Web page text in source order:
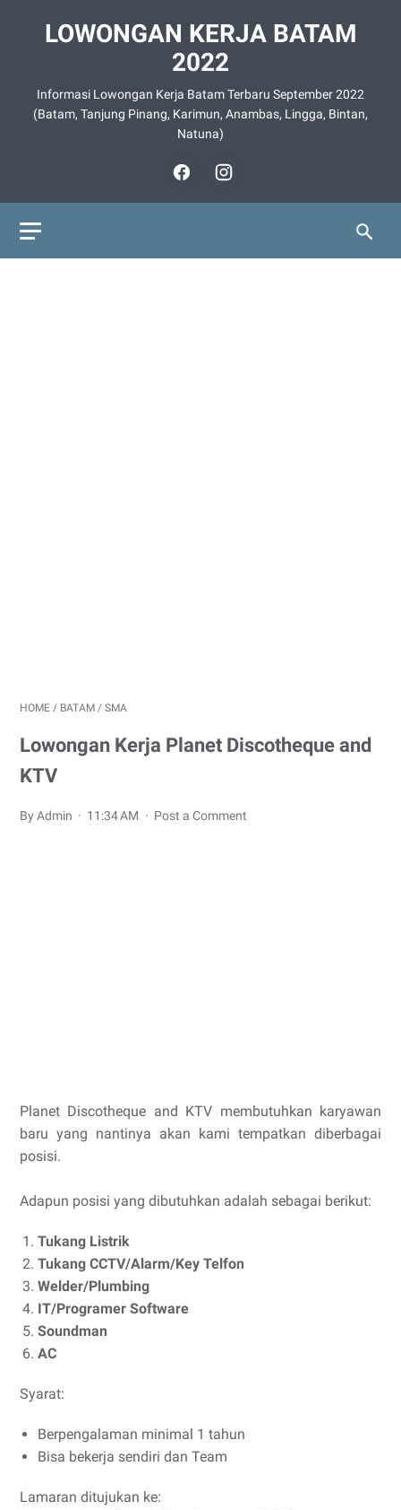
LOWONGAN KERJA BATAM
2022
Informasi Lowongan Kerja Batam Terbaru September 2022
(Batam, Tanjung Pinang, Karimun, Anambas, Lingga, Bintan,
Natuna)
HOME / BATAM / SMA
Lowongan Kerja Planet Discotheque and
KTV
By Admin 11:34 AM Post a Comment
Planet Discotheque and KTV membutuhkan karyawan
baru yang nantinya akan kami tempatkan diberbagai
posisi.
Adapun posisi yang dibutuhkan adalah sebagai berikut:
Tukang Listrik
Tukang CCTV/Alarm/Key Telfon
Welder/Plumbing
IT/Programer Software
Soundman
AC
Syarat:
Berpengalaman minimal 1 tahun
Bisa bekerja sendiri dan Team
Lamaran ditujukan ke: